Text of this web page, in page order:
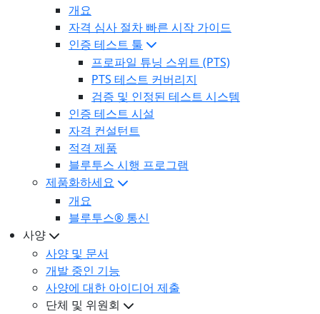
개요
자격 심사 절차 빠른 시작 가이드
인증 테스트 툴
프로파일 튜닝 스위트 (PTS)
PTS 테스트 커버리지
검증 및 인정된 테스트 시스템
인증 테스트 시설
자격 컨설턴트
적격 제품
블루투스 시행 프로그램
제품화하세요
개요
블루투스® 통신
사양
사양 및 문서
개발 중인 기능
사양에 대한 아이디어 제출
단체 및 위원회